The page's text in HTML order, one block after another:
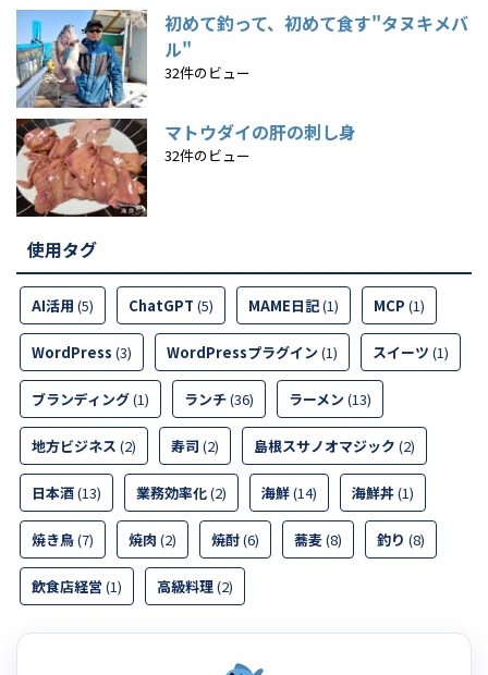
初めて釣って、初めて食す"タヌキメバ
ル"
32件のビュー
マトウダイの肝の刺し身
32件のビュー
使用タグ
AI活用 (5) ChatGPT (5) MAME日記(1) MCP (1)
WordPress (3) WordPressプラグイン (1) スイーツ (1)
ブランディング(1) ランチ(36) ラーメン (13)
地方ビジネス (2) 寿司 (2) 島根スサノオマジック (2)
日本酒(13) 業務効率化(2) 海鮮(14) 海鮮丼(1)
焼き鳥(7) 焼肉 (2) 焼酎(6) 蕎麦(8) 釣り (8)
飲食店経営(1) 高級料理(2)